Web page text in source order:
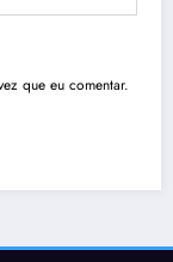
que eu comentar.